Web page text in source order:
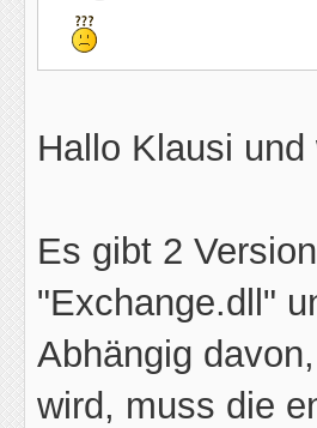
Hallo Klausi
Es gibt 2
"Exchange.dll"
Abhängig
wird, muss die